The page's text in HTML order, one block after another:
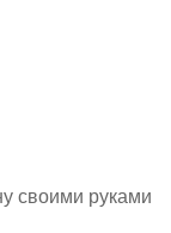
своими руками